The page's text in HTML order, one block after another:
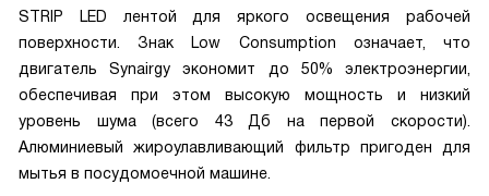
STRIP LED лентой для яркого освещения рабочей
поверхности. Знак Low Consumption означает, что
двигатель Synairgy экономит до 50% электроэнергии,
обеспечивая при этом высокую мощность и низкий
уровень шума (всего 43 Дб на первой скорости).
Алюминиевый жироулавливающий фильтр пригоден для
мытья в посудомоечной машине.